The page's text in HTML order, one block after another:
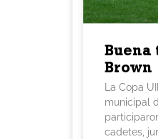
Brown
La Copa
municipal
cadetes,